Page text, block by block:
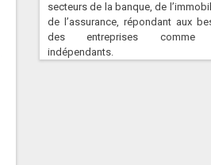
secteurs de la banque, de
de l’assurance, répondant aux
des entreprises comme
indépendants.